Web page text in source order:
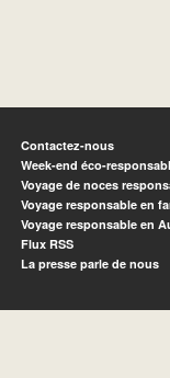
Contactez-nous
Week-end éco-
Voyage de noces
Voyage responsable en
Voyage responsable en
Flux RSS
La presse parle de nous